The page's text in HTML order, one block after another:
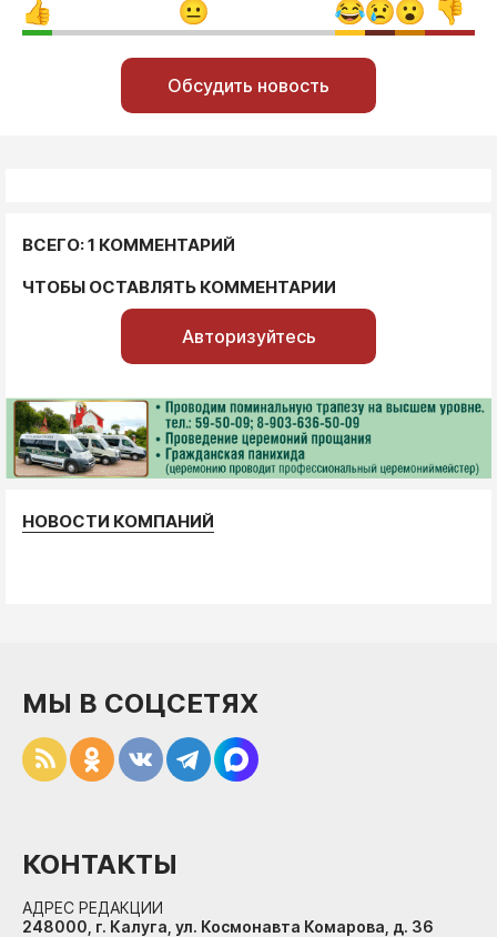
Обсудить новость
ВСЕГО: 1 КОММЕНТАРИЙ
ЧТОБЫ ОСТАВЛЯТЬ КОММЕНТАРИИ
Авторизуйтесь
НОВОСТИ КОМПАНИЙ
МЫ В СОЦСЕТЯХ
КОНТАКТЫ
АДРЕС РЕДАКЦИИ
248000, г. Калуга, ул. Космонавта Комарова, д. 36